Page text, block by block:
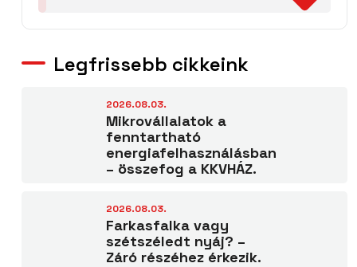
Legfrissebb cikkeink
2026.08.03.
Mikrovállalatok a
fenntartható
energiafelhasználásban
– összefog a KKVHÁZ.
2026.08.03.
Farkasfalka vagy
szétszéledt nyáj? –
Záró részéhez érkezik.